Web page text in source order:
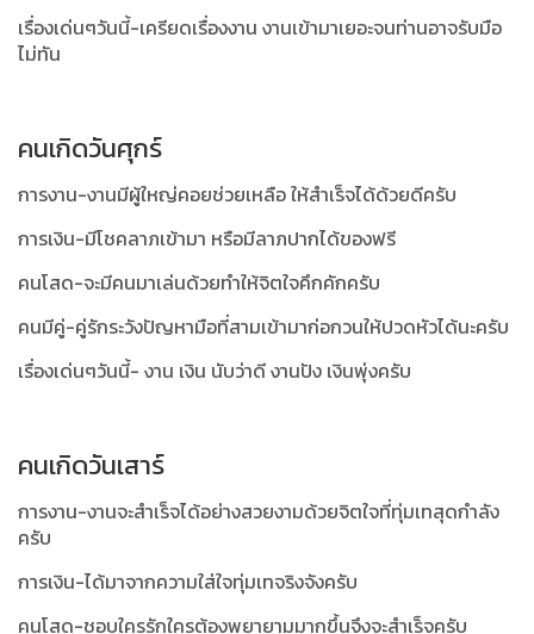
เรื่องเด่นๆวันนี้-เครียดเรื่องงาน งานเข้ามาเยอะจนท่านอาจรับมือ
ไม่ทัน
คนเกิดวันศุกร์
การงาน-งานมีผู้ใหญ่คอยช่วยเหลือ ให้สำเร็จได้ด้วยดีครับ
การเงิน-มีโชคลาภเข้ามา หรือมีลาภปากได้ของฟรี
คนโสด-จะมีคนมาเล่นด้วยทำให้จิตใจคึกคักครับ
คนมีคู่-คู่รักระวังปัญหามือที่สามเข้ามาก่อกวนให้ปวดหัวได้นะครับ
เรื่องเด่นๆวันนี้- งาน เงิน นับว่าดี งานปัง เงินพุ่งครับ
คนเกิดวันเสาร์
การงาน-งานจะสำเร็จได้อย่างสวยงามด้วยจิตใจที่ทุ่มเทสุดกำลัง
ครับ
การเงิน-ได้มาจากความใส่ใจทุ่มเทจริงจังครับ
คนโสด-ชอบใครรักใครต้องพยายามมากขึ้นจึงจะสำเร็จครับ